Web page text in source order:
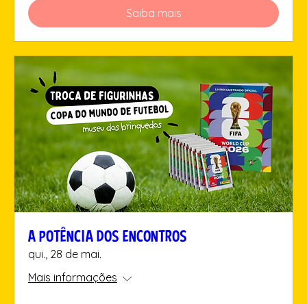
Saiba mais
A POTÊNCIA DOS ENCONTROS
qui., 28 de mai.
Mais informações